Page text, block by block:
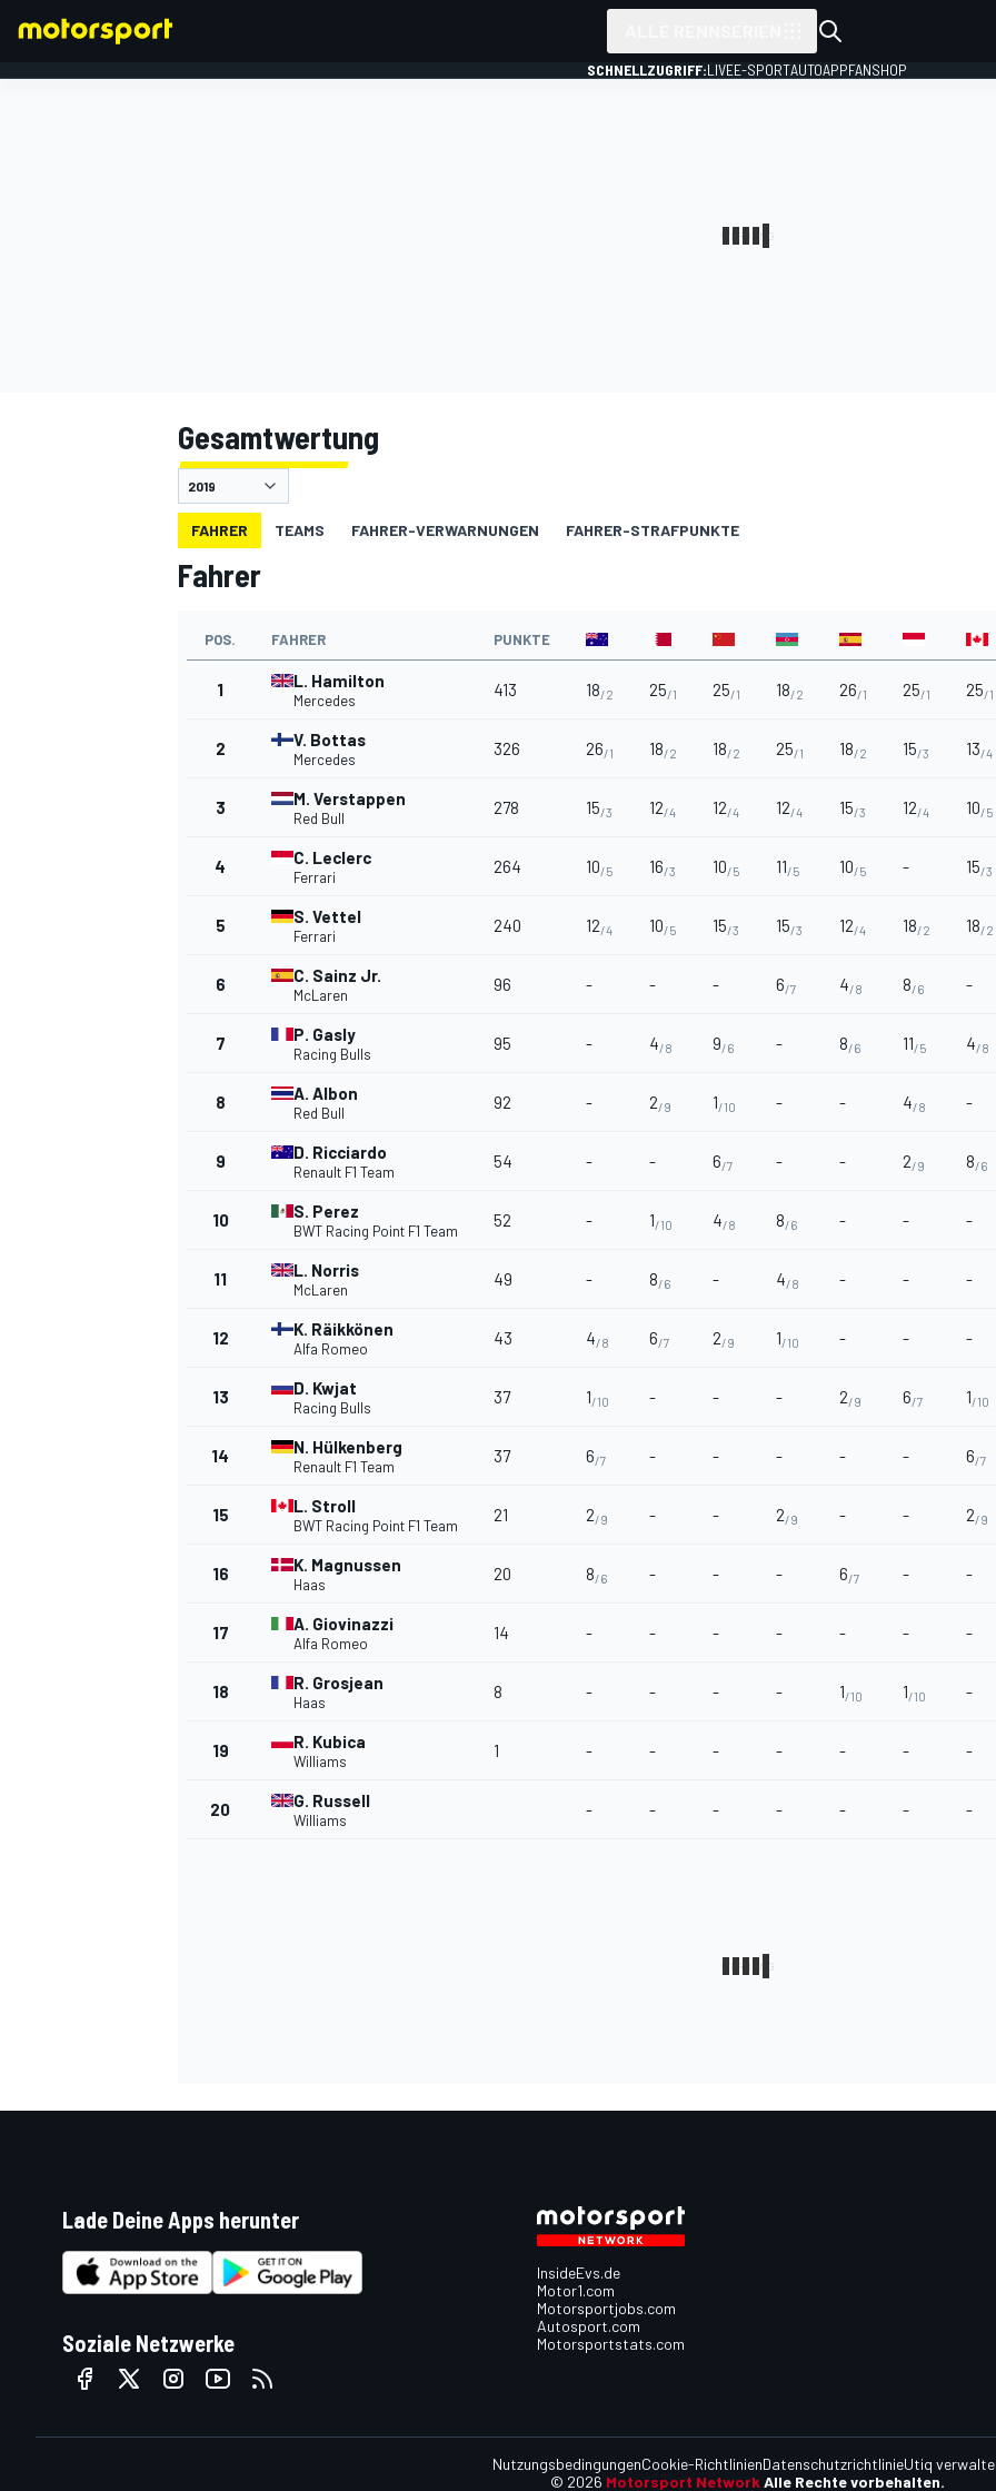
SPORTWAGEN
SCHNELLZUGRIFF:LIVEE-SPORTAUTOAPPFANSHOP
Gesamtwertung
FAHRER TEAMS FAHRER-VERWARNUNGEN FAHRER-STRAFPUNKTE
Fahrer
POS. FAHRER PUNKTE
1 L. Hamilton
Mercedes
413 18/2 25/1 25/1 18/2 26/1 25/1 25/1
2 V. Bottas
Mercedes
326 26/1 18/2 18/2 25/1 18/2 15/3 13/4
3 M. Verstappen
Red Bull
278 15/3 12/4 12/4 12/4 15/3 12/4 10/5
4 C. Leclerc
Ferrari
264 10/5 16/3 10/5 11/5 10/5 - 15/3
5 S. Vettel
Ferrari
240 12/4 10/5 15/3 15/3 12/4 18/2 18/2
6 C. Sainz Jr.
McLaren
96 - - - 6/7 4/8 8/6 -
7 P. Gasly
Racing Bulls
95 - 4/8 9/6 - 8/6 11/5 4/8
8 A. Albon
Red Bull
92 - 2/9 1/10 - - 4/8 -
9 D. Ricciardo
Renault F1 Team
54 - - 6/7 - - 2/9 8/6
10 S. Perez
BWT Racing Point F1 Team
52 - 1/10 4/8 8/6 - - -
11 L. Norris
McLaren
49 - 8/6 - 4/8 - - -
12 K. Räikkönen
Alfa Romeo
43 4/8 6/7 2/9 1/10 - - -
13 D. Kwjat
Racing Bulls
37 1/10 - - - 2/9 6/7 1/10
14 N. Hülkenberg
Renault F1 Team
37 6/7 - - - - - 6/7
15 L. Stroll
BWT Racing Point F1 Team
21 2/9 - - 2/9 - - 2/9
16 K. Magnussen
Haas
20 8/6 - - - 6/7 - -
17 A. Giovinazzi
Alfa Romeo
14 - - - - - - -
18 R. Grosjean
Haas
8 - - - - 1/10 1/10 -
19 R. Kubica
Williams
1 - - - - - - -
20 G. Russell
Williams
- - - - - - -
Lade Deine Apps herunter
Soziale Netzwerke
InsideEvs.de
Motor1.com
Motorsportjobs.com
Autosport.com
Motorsportstats.com
© 2026 Motorsport Network Alle Rechte vorbehalten.
NutzungsbedingungenCookie-RichtlinienDatenschutzrichtlinieUtiq